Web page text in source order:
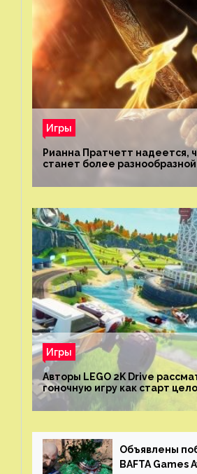
Игры
Рианна Пратчетт надеется,
станет более
репрезентации
Игры
Авторы LEGO 2K Drive
гоночную игру как старт
Объявлены
BAFTA Games